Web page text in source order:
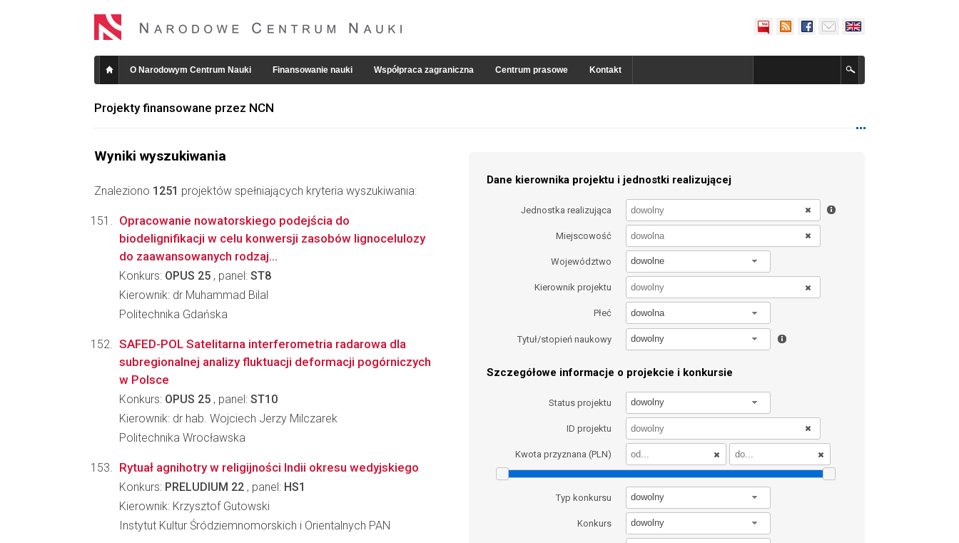
O Narodowym Centrum Nauki Finansowanie nauki Współpraca zagraniczna Centrum prasowe Kontakt
Projekty finansowane przez NCN
Wyniki wyszukiwania
Znaleziono 1251 projektów spełniających kryteria wyszukiwania:
Dane kierownika projektu i jednostki realizującej
Jednostka realizująca
Miejscowość
Województwo dowolne
Kierownik projektu
Płeć dowolna
Tytuł/stopień naukowy dowolny
Szczegółowe informacje o projekcie i konkursie
Status projektu dowolny
ID projektu
Kwota przyznana (PLN)
Typ konkursu dowolny
Konkurs dowolny
Opracowanie nowatorskiego podejścia do
biodelignifikacji w celu konwersji zasobów lignocelulozy
do zaawansowanych rodzaj...
Konkurs: OPUS 25 , panel: ST8
Kierownik: dr Muhammad Bilal
Politechnika Gdańska
SAFED-POL Satelitarna interferometria radarowa dla
subregionalnej analizy fluktuacji deformacji pogórniczych
w Polsce
Konkurs: OPUS 25 , panel: ST10
Kierownik: dr hab. Wojciech Jerzy Milczarek
Politechnika Wrocławska
Rytuał agnihotry w religijności Indii okresu wedyjskiego
Konkurs: PRELUDIUM 22 , panel: HS1
Kierownik: Krzysztof Gutowski
Instytut Kultur Śródziemnomorskich i Orientalnych PAN